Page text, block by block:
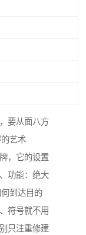
要从面八方
艺术
，它的设置
功能：绝大
到达目的
符号就不用
只注重修建